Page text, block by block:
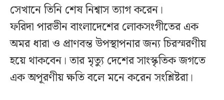
সেখানে তিনি শেষ নিশ্বাস ত্যাগ করেন।
ফরিদা পারভীন বাংলাদেশের লোকসংগীতের এক
অমর ধারা ও প্রাণবন্ত উপস্থাপনার জন্য চিরস্মরণীয়
হয়ে থাকবেন। তার মৃত্যু দেশের সাংস্কৃতিক জগতে
এক অপূরণীয় ক্ষতি বলে মনে করেন সংশ্লিষ্টরা।